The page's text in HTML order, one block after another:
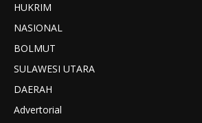
HUKRIM
NASIONAL
BOLMUT
SULAWESI UTARA
DAERAH
Advertorial